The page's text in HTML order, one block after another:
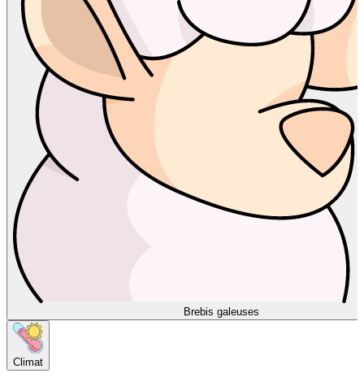
Brebis galeuses
Climat